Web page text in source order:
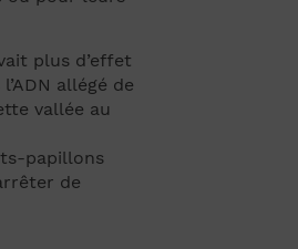
plus d’effet
allégé de
vallée au
papillons
de